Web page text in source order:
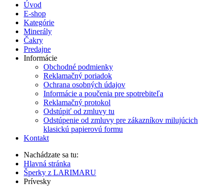
Úvod
E-shop
Kategórie
Minerály
Čakry
Predajne
Informácie
Obchodné podmienky
Reklamačný poriadok
Ochrana osobných údajov
Informácie a poučenia pre spotrebiteľa
Reklamačný protokol
Odstúpiť od zmluvy tu
Odstúpenie od zmluvy pre zákazníkov milujúcich
klasickú papierovú formu
Kontakt
Nachádzate sa tu:
Hlavná stránka
Šperky z LARIMARU
Prívesky